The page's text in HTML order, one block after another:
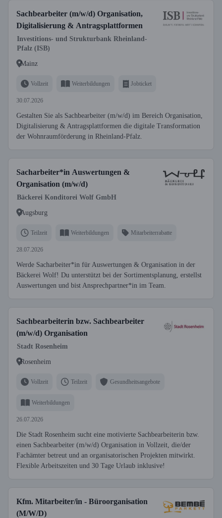
Sachbearbeiter (m/w/d) Organisation,
Digitalisierung & Antragsplattformen
Investitions- und Strukturbank Rheinland-
Pfalz (ISB)
Mainz
Vollzeit Weiterbildungen Jobticket
30.07.2026
Gestalten Sie als Sachbearbeiter (m/w/d) im Bereich Organisation,
Digitalisierung & Antragsplattformen die digitale Transformation
der Wohnraumförderung in Rheinland-Pfalz.
Sacharbeiter*in Auswertungen &
Organisation (m/w/d)
Bäckerei Konditorei Wolf GmbH
Augsburg
Teilzeit Weiterbildungen Mitarbeiterrabatte
28.07.2026
Werde Sacharbeiter*in für Auswertungen & Organisation in der
Bäckerei Wolf! Du unterstützt bei der Sortimentsplanung, erstellst
Auswertungen und bist Ansprechpartner*in im Team.
Sachbearbeiterin bzw. Sachbearbeiter
(m/w/d) Organisation
Stadt Rosenheim
Rosenheim
Vollzeit Teilzeit Gesundheitsangebote
Weiterbildungen
26.07.2026
Die Stadt Rosenheim sucht eine motivierte Sachbearbeiterin bzw.
einen Sachbearbeiter (m/w/d) Organisation in Vollzeit, die/der
Fachämter betreut und an organisatorischen Projekten mitwirkt.
Flexible Arbeitszeiten und 30 Tage Urlaub inklusive!
Kfm. Mitarbeiter/in - Büroorganisation
(M/W/D)